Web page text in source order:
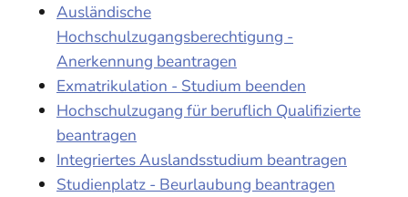
Ausländische
Hochschulzugangsberechtigung -
Anerkennung beantragen
Exmatrikulation - Studium beenden
Hochschulzugang für beruflich Qualifizierte
beantragen
Integriertes Auslandsstudium beantragen
Studienplatz - Beurlaubung beantragen